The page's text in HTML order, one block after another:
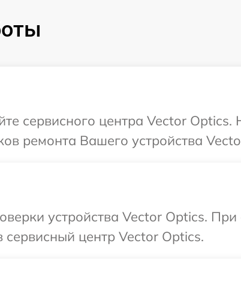
сервисного центра Vector
ремонта Вашего устройства
устройства Vector Optics. При
сервисный центр Vector Optics.